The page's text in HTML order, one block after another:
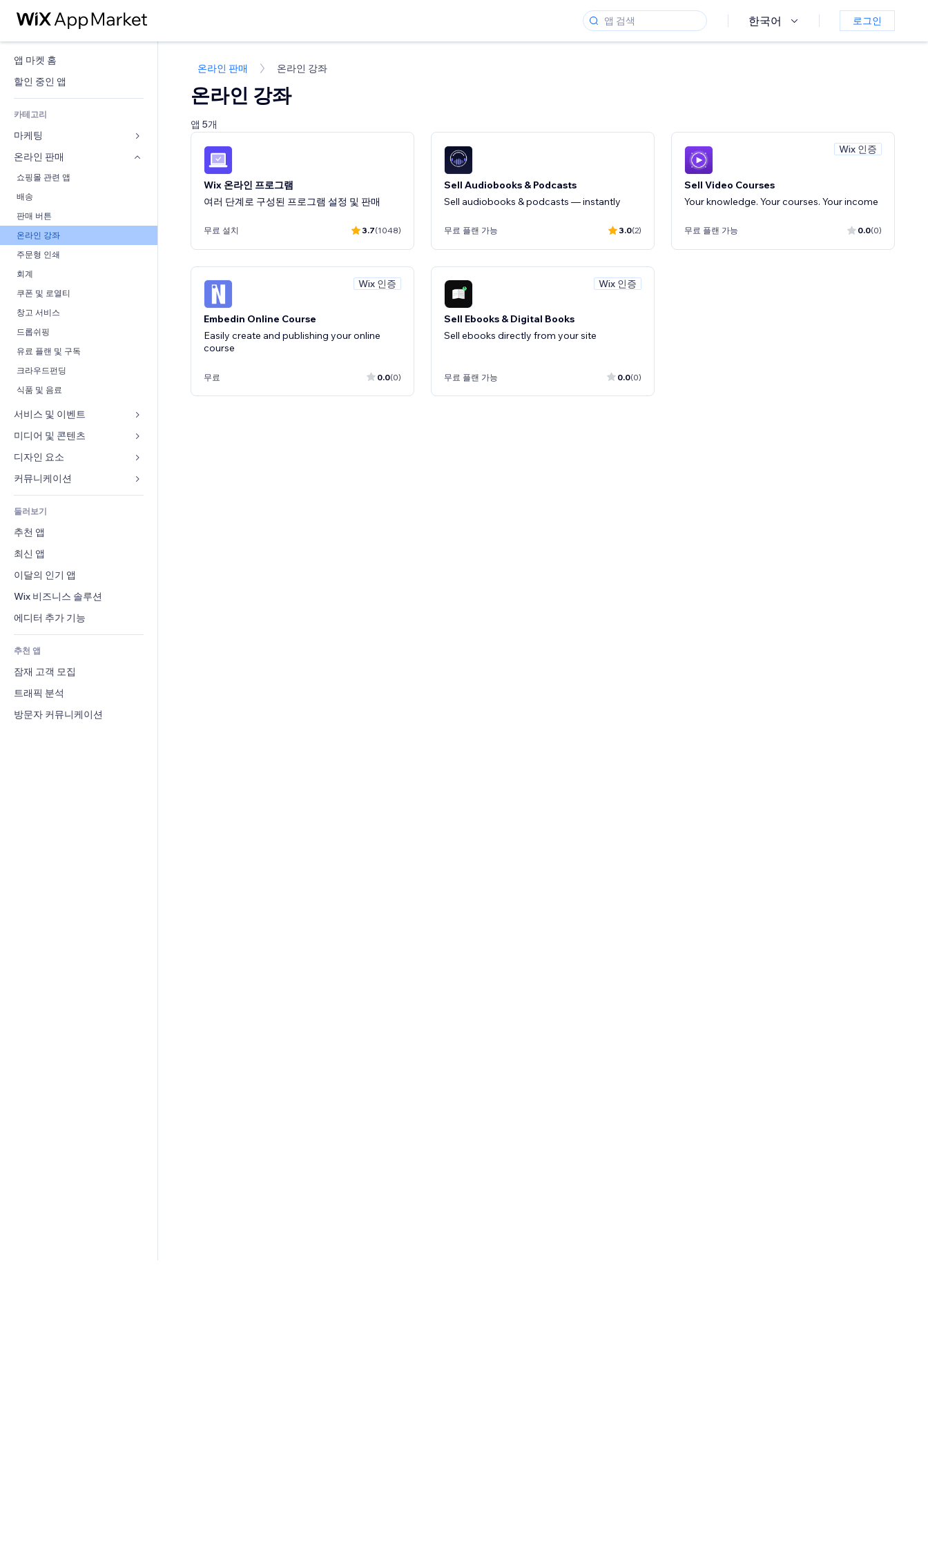
한국어 로그인
앱 마켓 홈
할인 중인 앱
카테고리
마케팅
광고
모바일
사이트 통계
SNS
SEO
참가 유도
사이트 목록
이메일
전환율
온라인 판매
쇼핑몰 관련 앱
배송
판매 버튼
온라인 강좌
주문형 인쇄
회계
쿠폰 및 로열티
창고 서비스
드롭쉬핑
유료 플랜 및 구독
크라우드펀딩
식품 및 음료
서비스 및 이벤트
호텔
이벤트
음식점
부동산
예약
미디어 및 콘텐츠
갤러리
뮤직
팟캐스트
사진
동영상
PDF
파일 공유
소식
디자인 요소
지도 및 내비게이션
개인정보 및 보안
시계
페이지 템플릿
이미지 효과
버튼 & 메뉴
배너 및 배지
계산기
검색
일기예보
차트 및 표
양식
블로그
설문
채팅
메모
전화번호
커뮤니티
평가와 후기
CRM
둘러보기
추천 앱
최신 앱
이달의 인기 앱
Wix 비즈니스 솔루션
에디터 추가 기능
추천 앱
잠재 고객 모집
트래픽 분석
방문자 커뮤니케이션
온라인 판매 온라인 강좌
온라인 강좌
앱 5개
Wix 온라인 프로그램
여러 단계로 구성된 프로그램 설정 및 판매
무료 설치 3.7(1048)
Sell Audiobooks & Podcasts
Sell audiobooks & podcasts — instantly
무료 플랜 가능 3.0(2)
Wix 인증
Sell Video Courses
Your knowledge. Your courses. Your income
무료 플랜 가능 0.0(0)
Wix 인증
Embedin Online Course
Easily create and publishing your online
course
무료 0.0(0)
Wix 인증
Sell Ebooks & Digital Books
Sell ebooks directly from your site
무료 플랜 가능 0.0(0)